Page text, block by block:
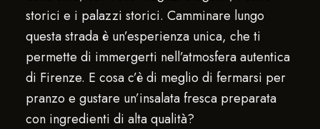
storici e i palazzi storici. Camminare lungo
questa strada è un’esperienza unica, che ti
permette di immergerti nell’atmosfera autentica
di Firenze. E cosa c’è di meglio di fermarsi per
pranzo e gustare un’insalata fresca preparata
con ingredienti di alta qualità?